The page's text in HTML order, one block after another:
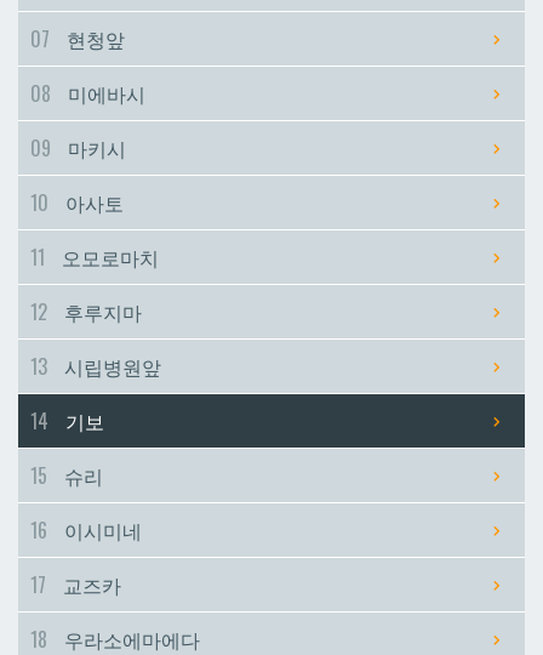
시립병원앞
이시미네
데다코우라니시
시립병원앞
이시미네
데다코우라니시
07
현청앞
08
미에바시
09
마키시
10
아사토
11
오모로마치
12
후루지마
13
시립병원앞
14
기보
15
슈리
16
이시미네
17
교즈카
18
우라소에마에다